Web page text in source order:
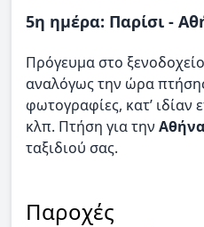
5η ημέρα: Παρίσι -
Πρόγευμα στο
αναλόγως την ώρα
φωτογραφίες, κατ’ ιδίαν
κλπ. Πτήση για την Αθήνα
ταξιδιού σας.
Παροχές